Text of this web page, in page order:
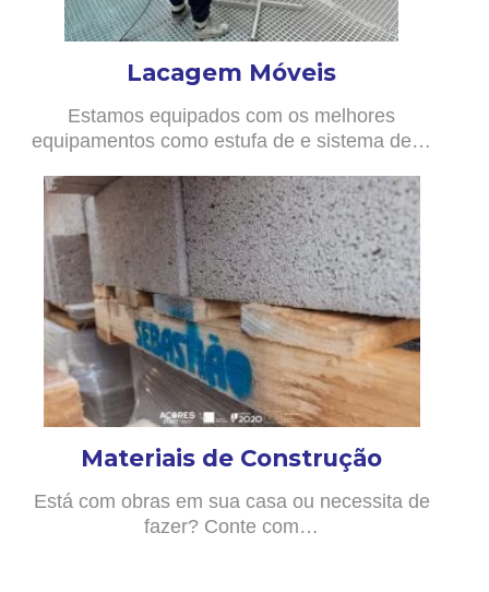
Lacagem Móveis
Estamos equipados com os melhores
equipamentos como estufa de e sistema de…
Materiais de Construção
Está com obras em sua casa ou necessita de
fazer? Conte com…